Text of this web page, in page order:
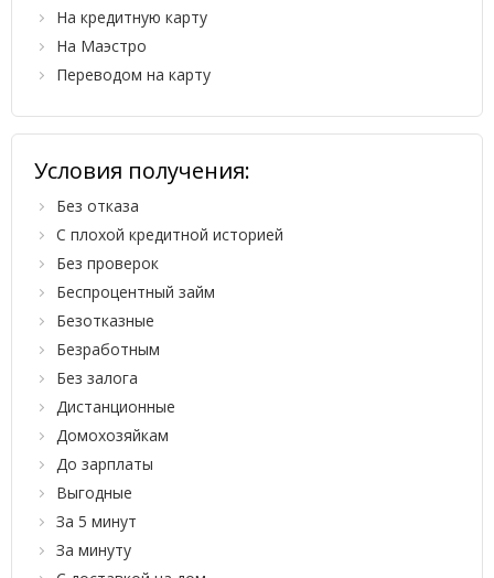
На кредитную карту
На Маэстро
Переводом на карту
Условия получения:
Без отказа
С плохой кредитной историей
Без проверок
Беспроцентный займ
Безотказные
Безработным
Без залога
Дистанционные
Домохозяйкам
До зарплаты
Выгодные
За 5 минут
За минуту